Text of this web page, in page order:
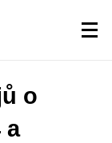
o
a